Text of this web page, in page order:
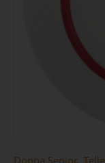
Donna Senior,